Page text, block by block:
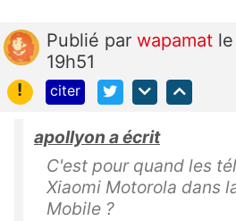
Publié par wapamat
19h51
!
citer
apollyon a écrit
C'est pour quand les
Xiaomi Motorola dans
Mobile ?